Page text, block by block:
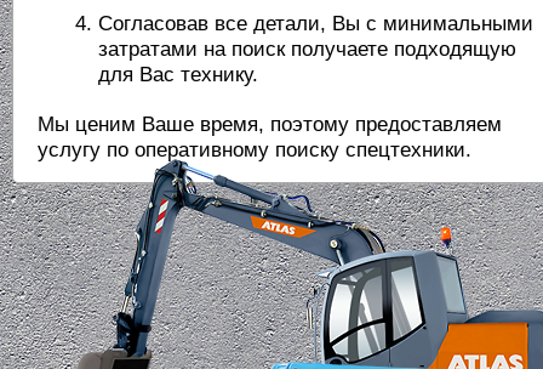
Согласовав все детали, Вы с минимальными
затратами на поиск получаете подходящую
для Вас технику.
Мы ценим Ваше время, поэтому предоставляем
услугу по оперативному поиску спецтехники.
Услуга заказа для Вас бесплатна!